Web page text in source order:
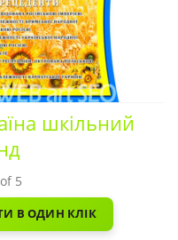
шкільний
5
В ОДИН КЛІК